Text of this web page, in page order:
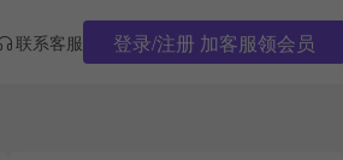
联系客服 登录/注册 加客服领会员